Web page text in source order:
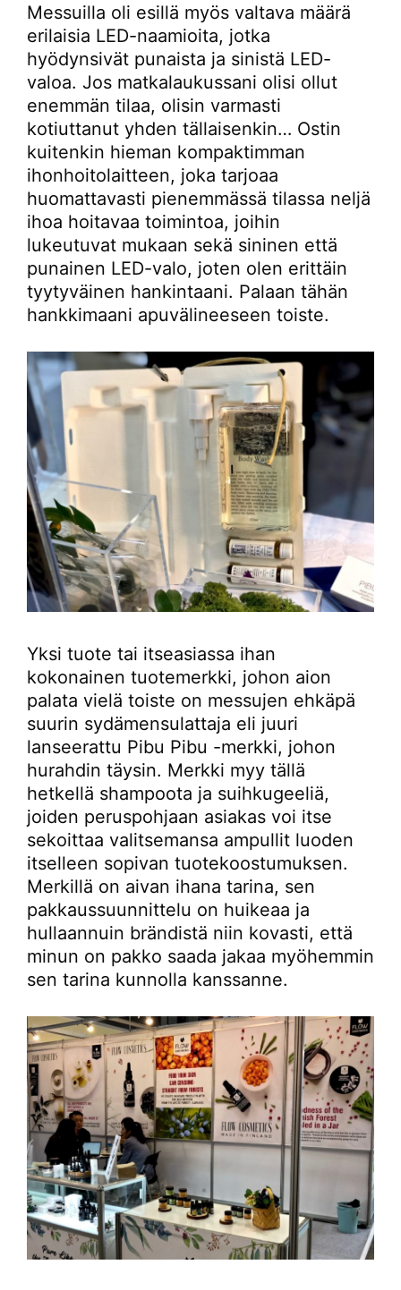
Messuilla oli esillä myös valtava määrä
erilaisia LED-naamioita, jotka
hyödynsivät punaista ja sinistä LED-
valoa. Jos matkalaukussani olisi ollut
enemmän tilaa, olisin varmasti
kotiuttanut yhden tällaisenkin… Ostin
kuitenkin hieman kompaktimman
ihonhoitolaitteen, joka tarjoaa
huomattavasti pienemmässä tilassa neljä
ihoa hoitavaa toimintoa, joihin
lukeutuvat mukaan sekä sininen että
punainen LED-valo, joten olen erittäin
tyytyväinen hankintaani. Palaan tähän
hankkimaani apuvälineeseen toiste.
Yksi tuote tai itseasiassa ihan
kokonainen tuotemerkki, johon aion
palata vielä toiste on messujen ehkäpä
suurin sydämensulattaja eli juuri
lanseerattu Pibu Pibu -merkki, johon
hurahdin täysin. Merkki myy tällä
hetkellä shampoota ja suihkugeeliä,
joiden peruspohjaan asiakas voi itse
sekoittaa valitsemansa ampullit luoden
itselleen sopivan tuotekoostumuksen.
Merkillä on aivan ihana tarina, sen
pakkaussuunnittelu on huikeaa ja
hullaannuin brändistä niin kovasti, että
minun on pakko saada jakaa myöhemmin
sen tarina kunnolla kanssanne.